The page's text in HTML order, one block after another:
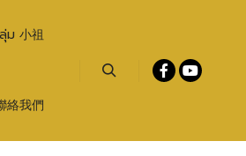
ม 小祖
我們